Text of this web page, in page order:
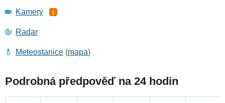
Kamery 1
Radar
Meteostanice (mapa)
Podrobná předpověď na 24 hodin